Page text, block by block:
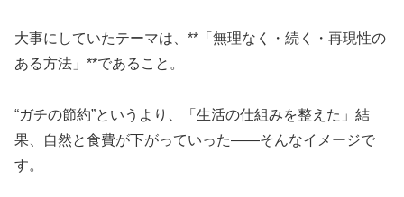
大事にしていたテーマは、**「無理なく・続く・再現性の
ある方法」**であること。
“ガチの節約”というより、「生活の仕組みを整えた」結
果、自然と食費が下がっていった――そんなイメージで
す。